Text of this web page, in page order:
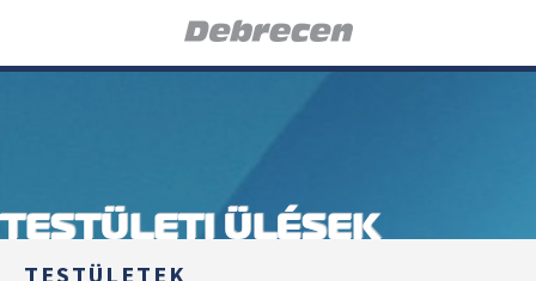
TESTÜLETI ÜLÉSEK
TESTÜLETEK